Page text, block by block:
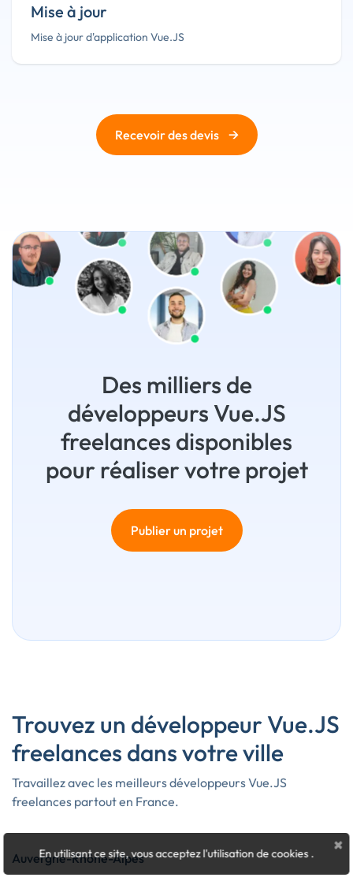
Mise à jour
Mise à jour d'application Vue.JS
Recevoir des devis →
Des milliers de
développeurs Vue.JS
freelances disponibles
pour réaliser votre projet
Publier un projet
Trouvez un développeur Vue.JS
freelances dans votre ville
Travaillez avec les meilleurs développeurs Vue.JS
freelances partout en France.
Auvergne-Rhône-Alpes
×
En utilisant ce site, vous acceptez l'utilisation de cookies.